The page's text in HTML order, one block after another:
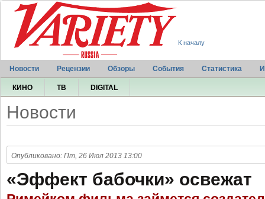
К началу
Новости Рецензии Обзоры События Статистика
КИНО ТВ DIGITAL
Новости
Опубликовано: Пт, 26 Июл 2013 13:00
«Эффект бабочки» освежат